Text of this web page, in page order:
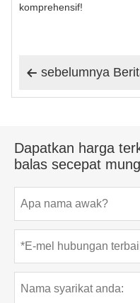
komprehensif!
 sebelumnya
Dapatkan harga
balas secepat